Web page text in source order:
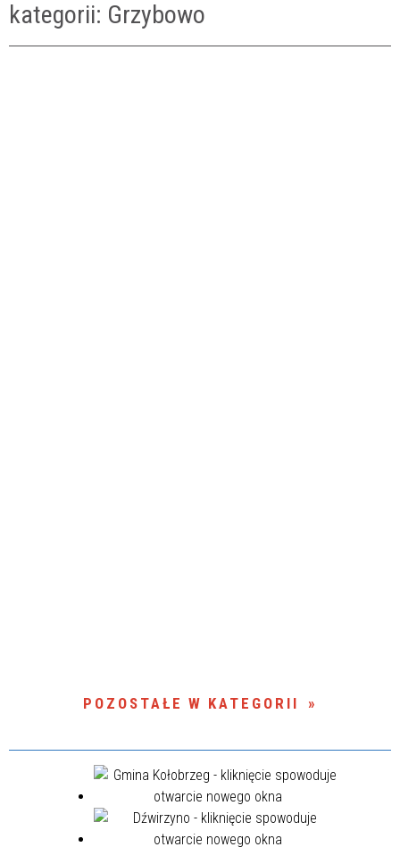
kategorii: Grzybowo
POZOSTAŁE W KATEGORII